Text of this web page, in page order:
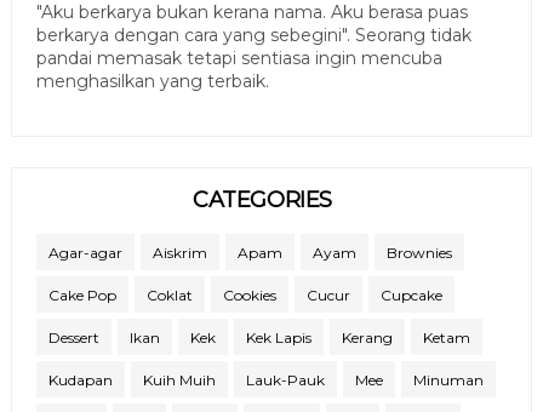
"Aku berkarya bukan kerana nama. Aku berasa puas
berkarya dengan cara yang sebegini". Seorang tidak
pandai memasak tetapi sentiasa ingin mencuba
menghasilkan yang terbaik.
CATEGORIES
Agar-agar Aiskrim Apam Ayam Brownies
Cake Pop Coklat Cookies Cucur Cupcake
Dessert Ikan Kek Kek Lapis Kerang Ketam
Kudapan Kuih Muih Lauk-Pauk Mee Minuman